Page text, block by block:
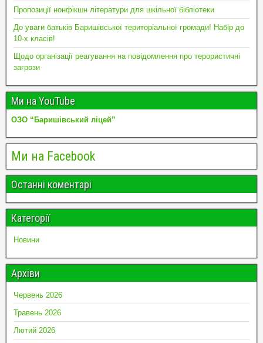
Пропозиції нонфікшн літератури для шкільної бібліотеки
До уваги батьків Баришівської територіальної громади! Набір до
10-х класів!
Щодо організації реагування на повідомлення про терористичні
загрози
Ми на YouTube
ОЗО “Баришівський ліцей”
Ми на Facebook
Останні коментарі
Категорії
Новини
Архіви
Червень 2026
Травень 2026
Лютий 2026